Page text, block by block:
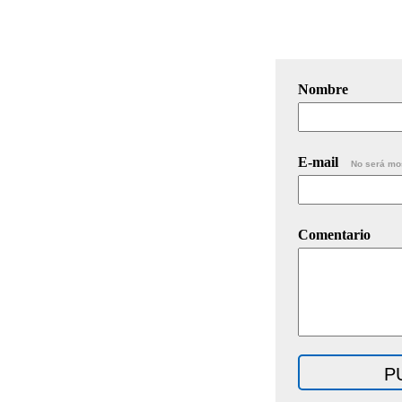
Nombre
E-mail No será
Comentario